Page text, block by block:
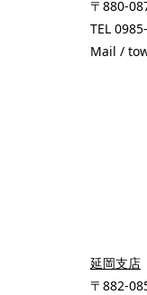
〒880-
TEL
Mail /
延岡支店
〒882-